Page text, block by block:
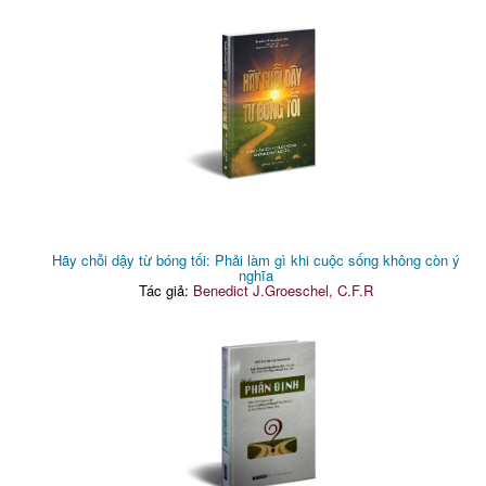
Hãy chỗi dậy từ bóng tối: Phải làm gì khi cuộc sống không còn ý
nghĩa
Tác giả: Benedict J.Groeschel, C.F.R